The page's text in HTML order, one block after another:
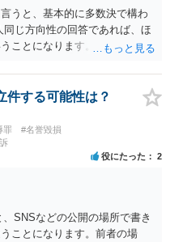
うと、基本的に多数決で構わ
じ方向性の回答であれば、ほ
ことになります。 ３人聞いて
にありえるということであ
いいざというときに弁護を頼
を信じるということになりま
断言した弁護士には基本的に
もそも意見が分かれるような
るからです。 ただ、相談者が
もすぐに（自ら）接見して、
良いかと思われます。
件する可能性は？
罪
#名誉毀損
役にたった 2
SNSなどの公開の場所で書き
ことになります。前者の場